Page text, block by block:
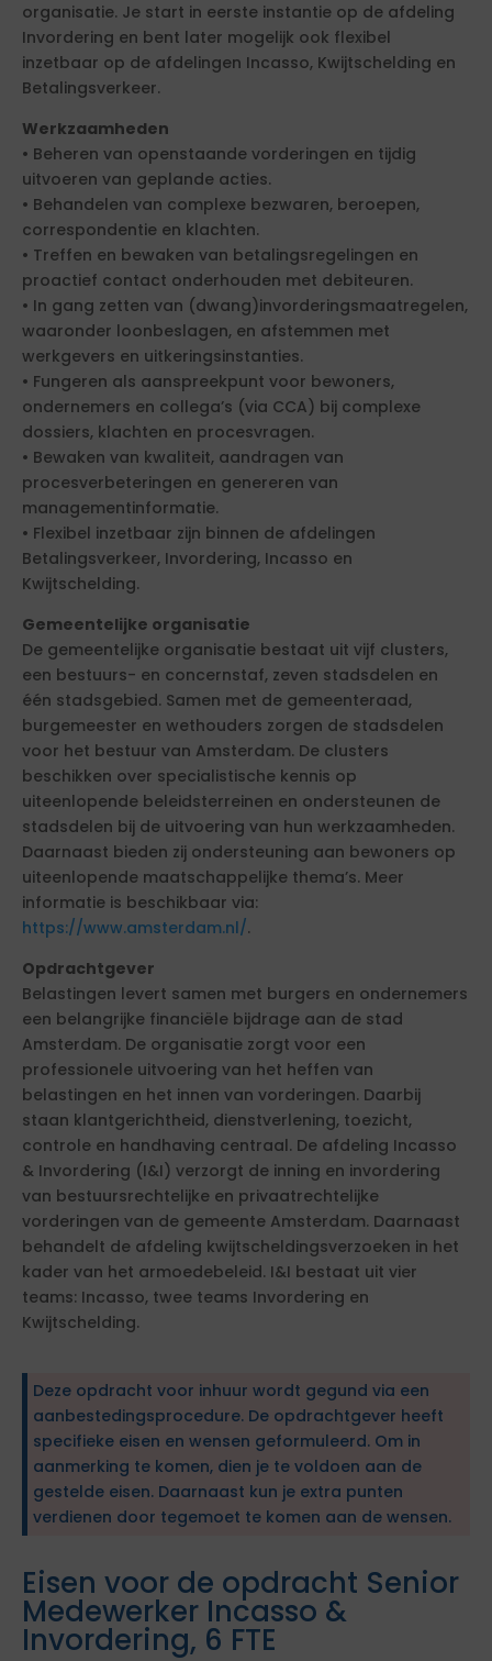
organisatie. Je start in eerste instantie op de afdeling
Invordering en bent later mogelijk ook flexibel
inzetbaar op de afdelingen Incasso, Kwijtschelding en
Betalingsverkeer.
Werkzaamheden
• Beheren van openstaande vorderingen en tijdig
uitvoeren van geplande acties.
• Behandelen van complexe bezwaren, beroepen,
correspondentie en klachten.
• Treffen en bewaken van betalingsregelingen en
proactief contact onderhouden met debiteuren.
• In gang zetten van (dwang)invorderingsmaatregelen,
waaronder loonbeslagen, en afstemmen met
werkgevers en uitkeringsinstanties.
• Fungeren als aanspreekpunt voor bewoners,
ondernemers en collega’s (via CCA) bij complexe
dossiers, klachten en procesvragen.
• Bewaken van kwaliteit, aandragen van
procesverbeteringen en genereren van
managementinformatie.
• Flexibel inzetbaar zijn binnen de afdelingen
Betalingsverkeer, Invordering, Incasso en
Kwijtschelding.
Gemeentelijke organisatie
De gemeentelijke organisatie bestaat uit vijf clusters,
een bestuurs- en concernstaf, zeven stadsdelen en
één stadsgebied. Samen met de gemeenteraad,
burgemeester en wethouders zorgen de stadsdelen
voor het bestuur van Amsterdam. De clusters
beschikken over specialistische kennis op
uiteenlopende beleidsterreinen en ondersteunen de
stadsdelen bij de uitvoering van hun werkzaamheden.
Daarnaast bieden zij ondersteuning aan bewoners op
uiteenlopende maatschappelijke thema’s. Meer
informatie is beschikbaar via:
https://www.amsterdam.nl/.
Opdrachtgever
Belastingen levert samen met burgers en ondernemers
een belangrijke financiële bijdrage aan de stad
Amsterdam. De organisatie zorgt voor een
professionele uitvoering van het heffen van
belastingen en het innen van vorderingen. Daarbij
staan klantgerichtheid, dienstverlening, toezicht,
controle en handhaving centraal. De afdeling Incasso
& Invordering (I&I) verzorgt de inning en invordering
van bestuursrechtelijke en privaatrechtelijke
vorderingen van de gemeente Amsterdam. Daarnaast
behandelt de afdeling kwijtscheldingsverzoeken in het
kader van het armoedebeleid. I&I bestaat uit vier
teams: Incasso, twee teams Invordering en
Kwijtschelding.
Deze opdracht voor inhuur wordt gegund via een
aanbestedingsprocedure. De opdrachtgever heeft
specifieke eisen en wensen geformuleerd. Om in
aanmerking te komen, dien je te voldoen aan de
gestelde eisen. Daarnaast kun je extra punten
verdienen door tegemoet te komen aan de wensen.
Eisen voor de opdracht Senior
Medewerker Incasso &
Invordering, 6 FTE